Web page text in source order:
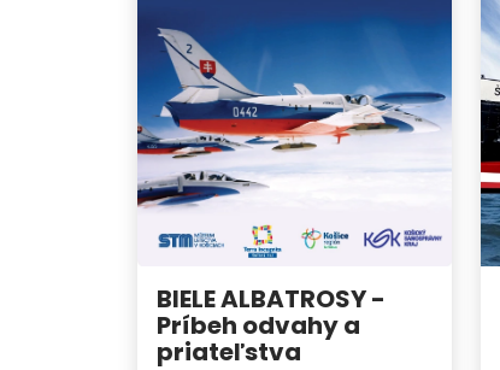
BIELE ALBATROSY -
Príbeh odvahy a
priateľstva